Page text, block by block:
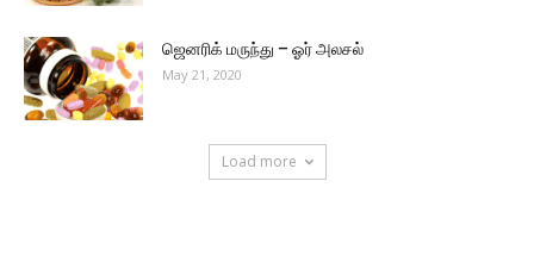
ஜெனரிக் மருந்து – ஓர் அலசல்
May 21, 2020
Load more